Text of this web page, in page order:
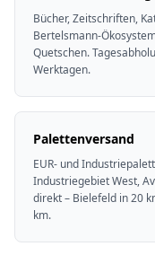
Bücher, Zeitschriften,
Bertelsmann-
Quetschen.
Werktagen.
Palettenversand
EUR- und
Industriegebiet West,
direkt – Bielefeld in 20
km.